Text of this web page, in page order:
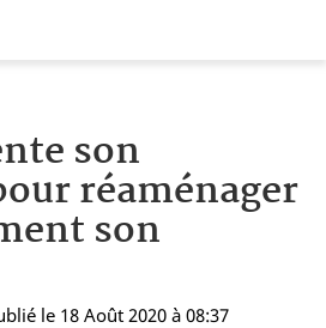
son
réaménager
son
le 18 Août 2020 à 08:37